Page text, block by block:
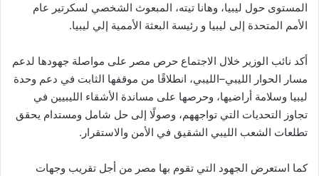
المستوى حول ليبيا، وهانا تيته، المبعوث الشخصي لسكرتير عام
الأمم المتحدة إلى ليبيا و رئيسة البعثة الأممية إلي ليبيا.
أكد نائب الوزير خلال الاجتماع حرص مصر على مواصلة جهودها لدعم
مسار الحوار الليبي–الليبي، انطلاقًا من موقفها الثابت في دعم وحدة
ليبيا وسلامة أراضيها، وحرصها على مساندة الأشقاء الليبيين في
تجاوز التحديات التي تواجههم، وصولًا إلى حل شامل ومستدام يحقق
تطلعات الشعب الليبي الشقيق في الأمن والاستقرار.
كما استعرض الجهود التي تقوم بها مصر من أجل تقريب وجهات